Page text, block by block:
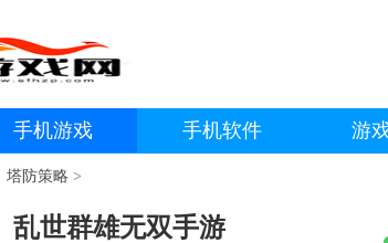
手机游戏 手机软件 游
塔防策略 >
乱世群雄无双手游